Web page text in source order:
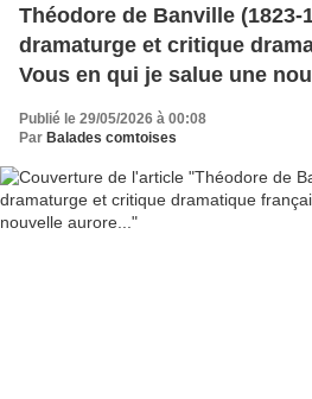
Théodore de Banville (1823-
dramaturge et critique
Vous en qui je salue une
Publié le 29/05/2026 à 00:08
Par Balades comtoises